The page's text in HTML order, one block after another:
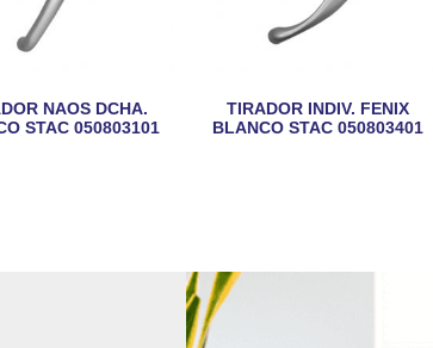
NAOS DCHA.
STAC 050803101
TIRADOR INDIV. FENIX
BLANCO STAC 050803401